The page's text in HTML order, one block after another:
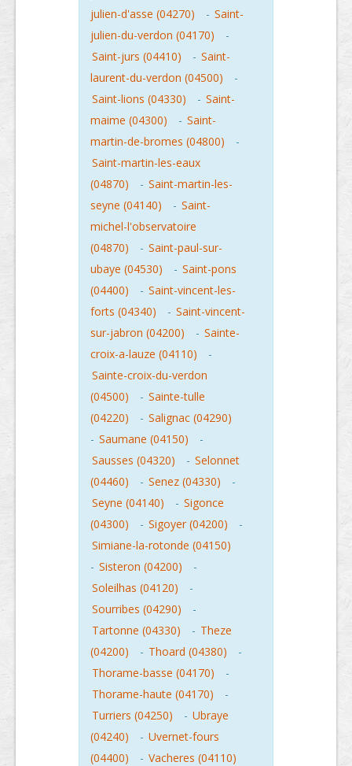
julien-d'asse (04270) - Saint-
julien-du-verdon (04170)
-
Saint-jurs (04410)
- Saint-
laurent-du-verdon (04500)
-
Saint-lions (04330)
- Saint-
maime (04300)
- Saint-
martin-de-bromes (04800)
-
Saint-martin-les-eaux
(04870)
- Saint-martin-les-
seyne (04140)
- Saint-
michel-l'observatoire
(04870)
- Saint-paul-sur-
ubaye (04530)
- Saint-pons
(04400)
- Saint-vincent-les-
forts (04340)
- Saint-vincent-
sur-jabron (04200)
- Sainte-
croix-a-lauze (04110)
-
Sainte-croix-du-verdon
(04500)
- Sainte-tulle
(04220)
- Salignac (04290)
- Saumane (04150)
-
Sausses (04320)
- Selonnet
(04460)
- Senez (04330)
-
Seyne (04140)
- Sigonce
(04300)
- Sigoyer (04200)
-
Simiane-la-rotonde (04150)
- Sisteron (04200)
-
Soleilhas (04120)
-
Sourribes (04290)
-
Tartonne (04330)
- Theze
(04200)
- Thoard (04380)
-
Thorame-basse (04170)
-
Thorame-haute (04170)
-
Turriers (04250)
- Ubraye
(04240)
- Uvernet-fours
(04400)
- Vacheres (04110)